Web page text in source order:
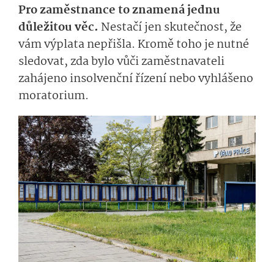
Pro zaměstnance to znamená jednu
důležitou věc. Nestačí jen skutečnost, že
vám výplata nepřišla. Kromě toho je nutné
sledovat, zda bylo vůči zaměstnavateli
zahájeno insolvenční řízení nebo vyhlášeno
moratorium.